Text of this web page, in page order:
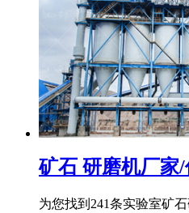
矿石 研磨机厂家
为您找到241条实验室矿